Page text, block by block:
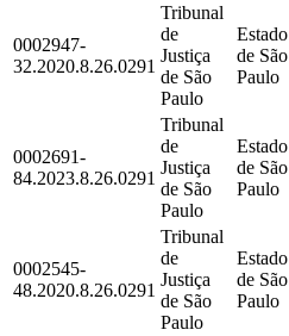
0002947-
32.2020.8.26.0291
Tribunal
de
Justiça
de São
Paulo
Estado
de São
Paulo
0002691-
84.2023.8.26.0291
Tribunal
de
Justiça
de São
Paulo
Estado
de São
Paulo
0002545-
48.2020.8.26.0291
Tribunal
de
Justiça
de São
Paulo
Estado
de São
Paulo